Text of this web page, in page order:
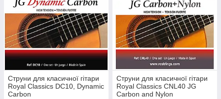
Струни для класичної гітари
Royal Classics DC10, Dynamic
Carbon
Струни для класичної гітари
Royal Classics CNL40 JG
Carbon and Nylon